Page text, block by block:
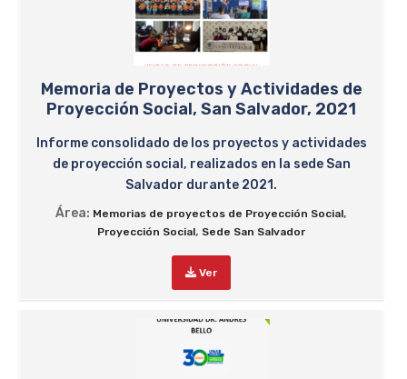
Memoria de Proyectos y Actividades de
Proyección Social, San Salvador, 2021
Informe consolidado de los proyectos y actividades
de proyección social, realizados en la sede San
Salvador durante 2021.
Área: Memorias de proyectos de Proyección Social,
Proyección Social, Sede San Salvador
Ver